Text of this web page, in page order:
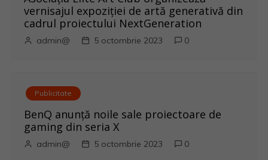
vernisajul expoziției de artă generativă din
cadrul proiectului NextGeneration
admin@ 5 octombrie 2023 0
Publicitate
BenQ anunţă noile sale proiectoare de
gaming din seria X
admin@ 5 octombrie 2023 0